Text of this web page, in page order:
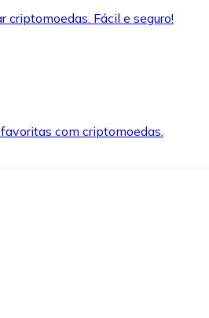
criptomoedas. Fácil e seguro!
com criptomoedas.
forma rápida e segura.
quando precisar.